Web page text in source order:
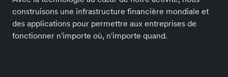
construisons une infrastructure financière mondiale et
des applications pour permettre aux entreprises de
fonctionner n'importe où, n'importe quand.